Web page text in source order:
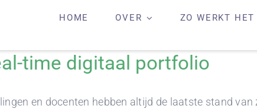
HOME OVER ZO WERKT HET
time digitaal portfolio
en docenten hebben altijd de laatste stand